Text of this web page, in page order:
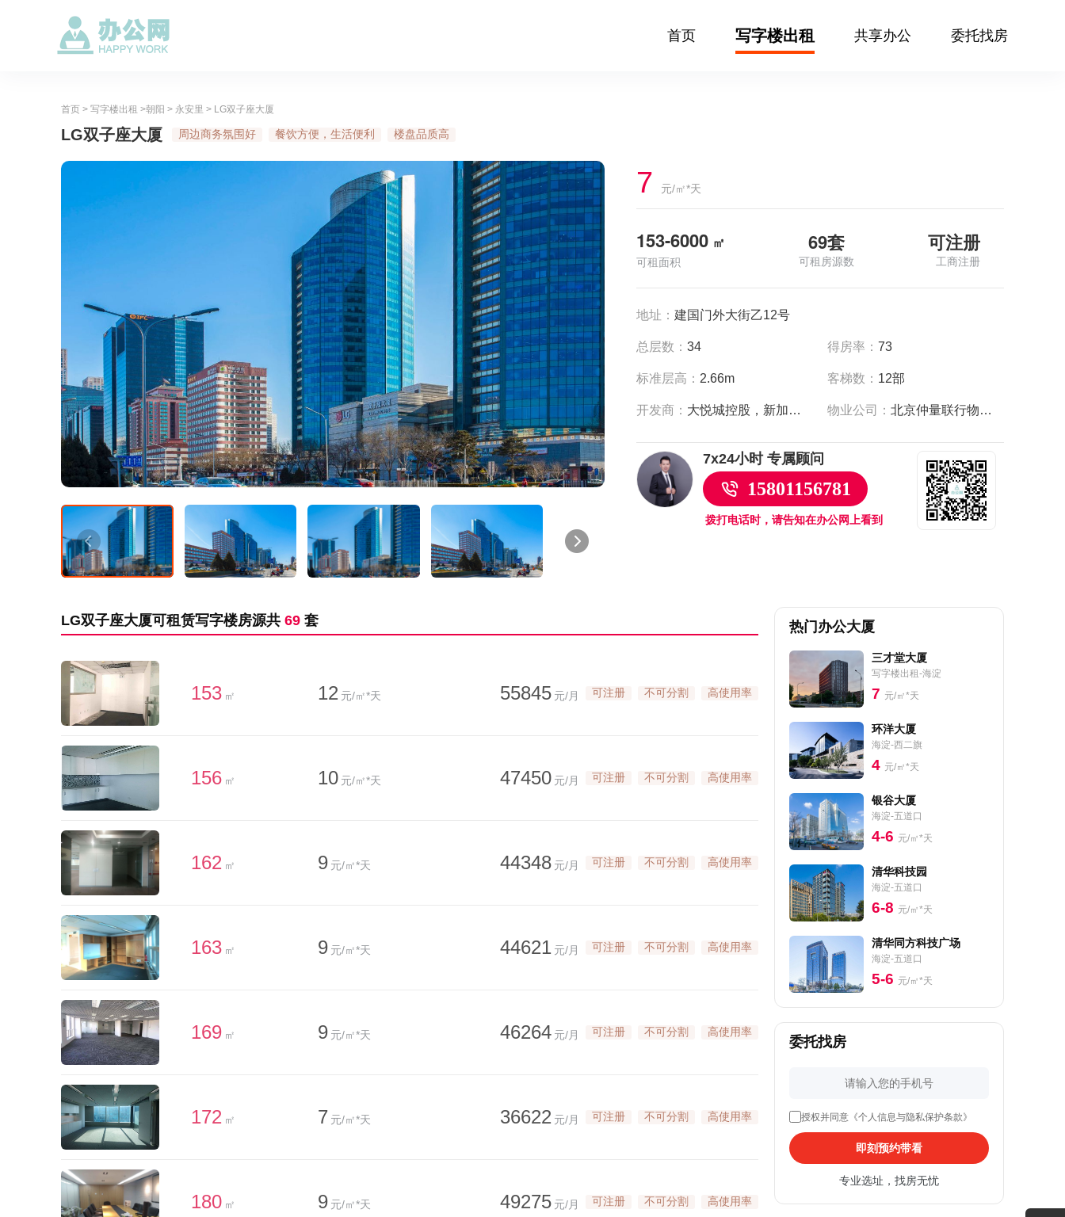
首页 写字楼出租 共享办公 委托找房
首页 > 写字楼出租 >朝阳 > 永安里 > LG双子座大厦
LG双子座大厦 周边商务氛围好 餐饮方便，生活便利 楼盘品质高
7 元/㎡*天
153-6000 ㎡
可租面积
69套
可租房源数
可注册
工商注册
地址： 建国门外大街乙12号
总层数： 34 得房率：73
标准层高： 2.66m 客梯数： 12部
开发商： 大悦城控股，新加坡政府投资公司 物业公司： 北京仲量联行物业管理服务有限公司
7x24小时 专属顾问
15801156781
拨打电话时，请告知在办公网上看到
LG双子座大厦可租赁写字楼房源共 69 套
153 ㎡ 12 元/㎡*天 55845 元/月 可注册 不可分割 高使用率
156 ㎡ 10 元/㎡*天 47450 元/月 可注册 不可分割 高使用率
162 ㎡ 9 元/㎡*天 44348 元/月 可注册 不可分割 高使用率
163 ㎡ 9 元/㎡*天 44621 元/月 可注册 不可分割 高使用率
169 ㎡ 9 元/㎡*天 46264 元/月 可注册 不可分割 高使用率
172 ㎡ 7 元/㎡*天 36622 元/月 可注册 不可分割 高使用率
180 ㎡ 9 元/㎡*天 49275 元/月 可注册 不可分割 高使用率
热门办公大厦
三才堂大厦
写字楼出租-海淀
7 元/㎡*天
环洋大厦
海淀-西二旗
4 元/㎡*天
银谷大厦
海淀-五道口
4-6 元/㎡*天
清华科技园
海淀-五道口
6-8 元/㎡*天
清华同方科技广场
海淀-五道口
5-6 元/㎡*天
委托找房
授权并同意《个人信息与隐私保护条款》
即刻预约带看
专业选址，找房无忧